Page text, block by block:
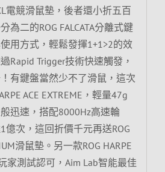
電競滑鼠墊，後者還小折五百
為二的ROG FALCATA分離式鍵
用方式，輕鬆發揮1+1>2的效
Rapid Trigger技術快速觸發，
有鍵盤當然少不了滑鼠，這次
ACE EXTREME，輕量47g
迅速，搭配8000Hz高速輪
億次，這回折價千元再送ROG
滑鼠墊。另一款ROG HARPE
家測試認可，Aim Lab智能最佳